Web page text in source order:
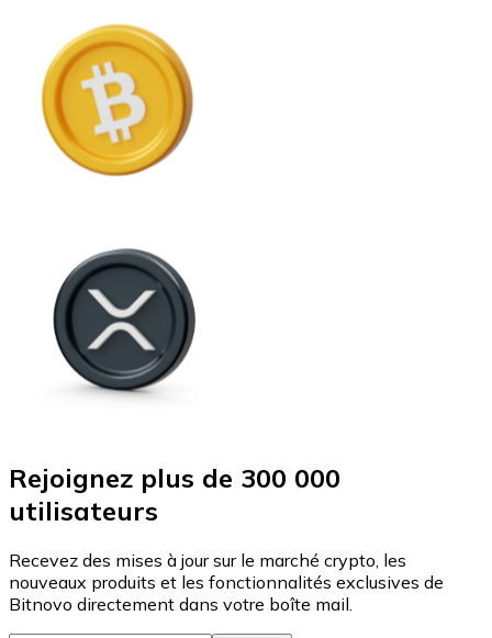
Rejoignez plus de 300 000
utilisateurs
Recevez des mises à jour sur le marché crypto, les
nouveaux produits et les fonctionnalités exclusives de
Bitnovo directement dans votre boîte mail.